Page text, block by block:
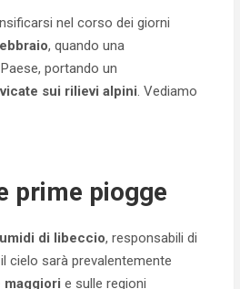
nel corso dei giorni
, quando una
portando un
sui rilievi alpini. Vediamo
prime piogge
di libeccio, responsabili di
cielo sarà prevalentemente
maggiori e sulle regioni